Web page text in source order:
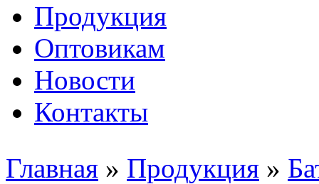
Продукция
Оптовикам
Новости
Контакты
Главная » Продукция »